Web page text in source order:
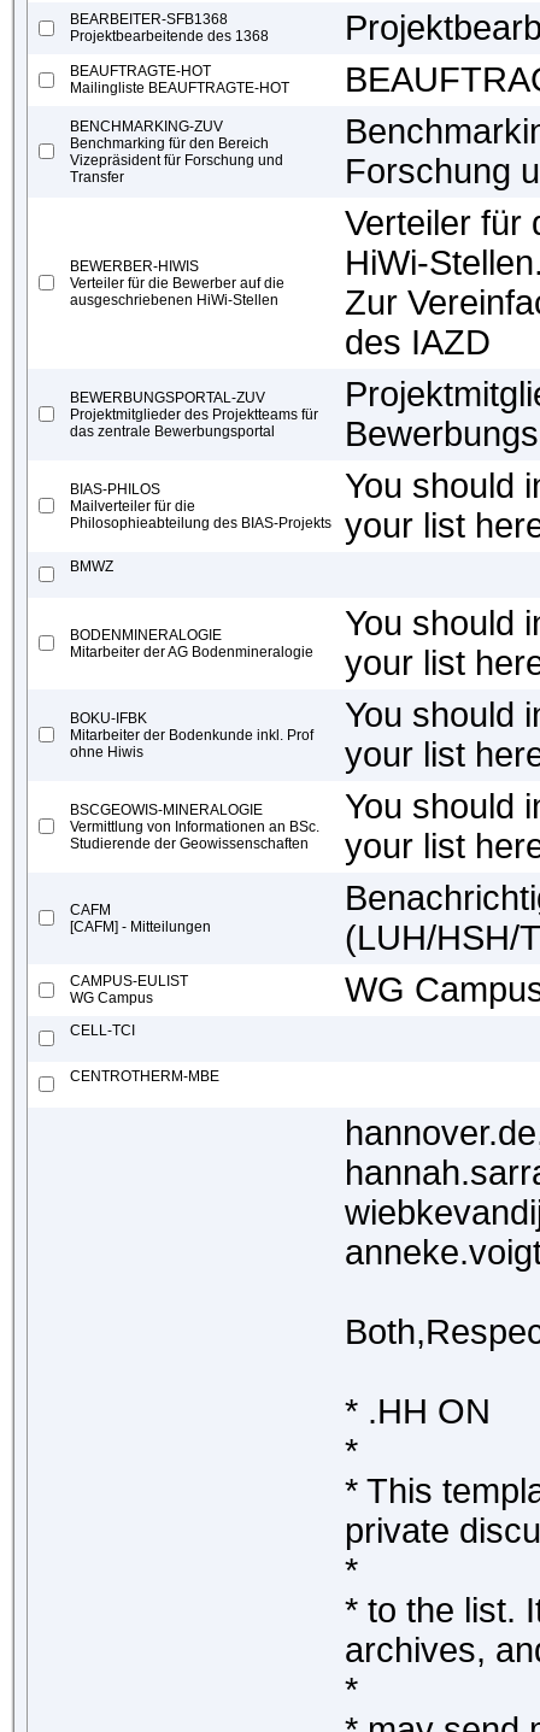
BEARBEITER-SFB1368
Projektbearbeitende des 1368
BEAUFTRAGTE-HOT
Mailingliste BEAUFTRAGTE-HOT
BENCHMARKING-ZUV
Benchmarking für den Bereich
Vizepräsident für Forschung und
Transfer
Forschung
BEWERBER-HIWIS
Verteiler für die Bewerber auf die
ausgeschriebenen HiWi-Stellen
Verteiler für
HiWi-
Zur
des IAZD
BEWERBUNGSPORTAL-ZUV
Projektmitglieder des Projektteams für
das zentrale Bewerbungsportal
BIAS-PHILOS
Mailverteiler für die
Philosophieabteilung des BIAS-Projekts
You should
your list
BMWZ
BODENMINERALOGIE
Mitarbeiter der AG Bodenmineralogie
You should
your list
BOKU-IFBK
Mitarbeiter der Bodenkunde inkl. Prof
ohne Hiwis
You should
your list
BSCGEOWIS-MINERALOGIE
Vermittlung von Informationen an BSc.
Studierende der Geowissenschaften
You should
your list
CAFM
[CAFM] - Mitteilungen
(LUH/HSH/
CAMPUS-EULIST
WG Campus
WG
CELL-TCI
CENTROTHERM-MBE
* .HH ON
*
* This
private
*
* to the list.
archives,
*